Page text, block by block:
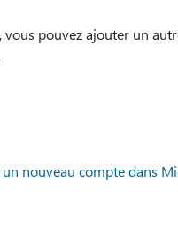
vous pouvez ajouter un
nouveau compte dans